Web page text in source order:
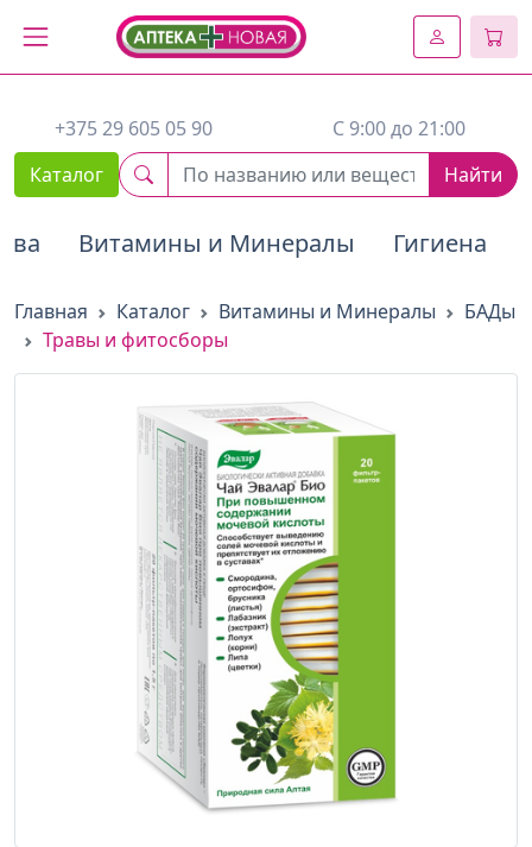
2. Вставьте этот код сразу же после открывающего тега :
+375 29 605 05 90
C 9:00 до 21:00
Каталог
Найти
Витамины и Минералы Гигиена
Главная Каталог Витамины и Минералы
БАДы
Травы и фитосборы